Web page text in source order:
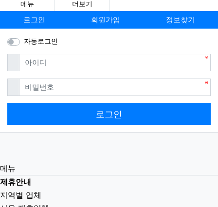
메뉴 더보기
로그인 회원가입 정보찾기
자동로그인
아이디필수
비밀번호필수
로그인
메뉴
제휴안내
지역별 업체